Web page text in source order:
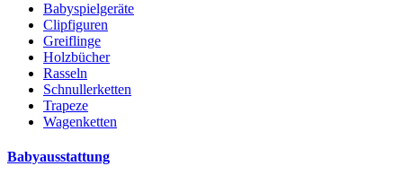
Babyspielgeräte
Clipfiguren
Greiflinge
Holzbücher
Rasseln
Schnullerketten
Trapeze
Wagenketten
Babyausstattung